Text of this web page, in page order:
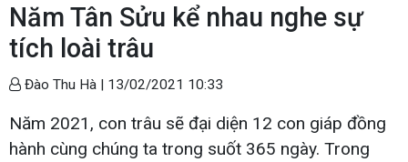
Năm Tân Sửu kể nhau nghe sự
tích loài trâu
Đào Thu Hà | 13/02/2021 10:33
Năm 2021, con trâu sẽ đại diện 12 con giáp đồng
hành cùng chúng ta trong suốt 365 ngày. Trong